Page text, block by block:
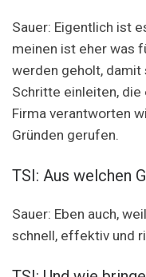
Sauer: Eigentlich ist
meinen ist eher was
werden geholt,
Schritte einleiten,
Firma verantworten
Gründen gerufen.
TSI: Aus welchen
Sauer: Eben auch,
schnell, effektiv und